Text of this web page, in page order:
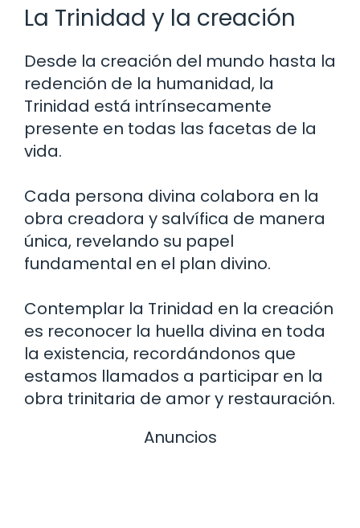
La Trinidad y la creación
Desde la creación del mundo hasta la
redención de la humanidad, la
Trinidad está intrínsecamente
presente en todas las facetas de la
vida.
Cada persona divina colabora en la
obra creadora y salvífica de manera
única, revelando su papel
fundamental en el plan divino.
Contemplar la Trinidad en la creación
es reconocer la huella divina en toda
la existencia, recordándonos que
estamos llamados a participar en la
obra trinitaria de amor y restauración.
Anuncios